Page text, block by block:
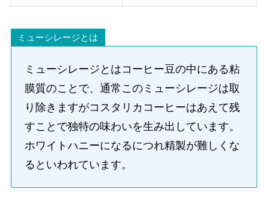
ミューシレージとは
ミューシレージとはコーヒー豆の中にある粘
膜質のことで、通常このミューシレージは取
り除きますがコスタリカコーヒーはあえて残
すことで独特の味わいを生み出しています。
ホワイトハニーになるにつれ精製が難しくな
るといわれています。